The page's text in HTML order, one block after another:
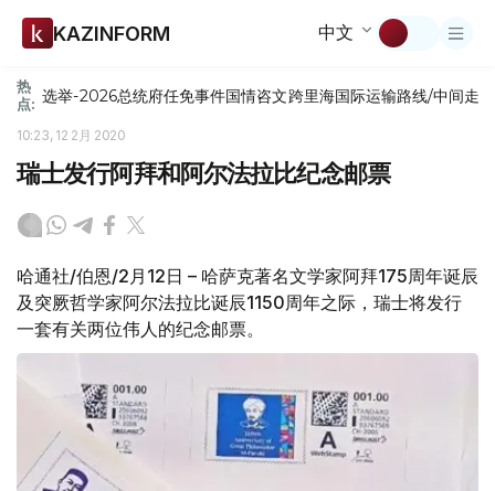
KAZINFORM 中文
热
点: 选举-2026总统府任免事件国情咨文跨里海国际运输路线/中间走廊
10:23, 12 2月 2020
瑞士发行阿拜和阿尔法拉比纪念邮票
哈通社/伯恩/2月12日 – 哈萨克著名文学家阿拜175周年诞辰
及突厥哲学家阿尔法拉比诞辰1150周年之际，瑞士将发行
一套有关两位伟人的纪念邮票。